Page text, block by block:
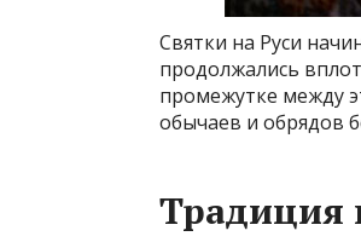
Святки на Руси
продолжались
промежутке между
обычаев и обрядов
Традиция